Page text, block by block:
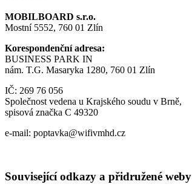
MOBILBOARD s.r.o.
Mostní 5552, 760 01 Zlín
Korespondenční adresa:
BUSINESS PARK IN
nám. T.G. Masaryka 1280, 760 01 Zlín
IČ: 269 76 056
Společnost vedena u Krajského soudu v Brně,
spisová značka C 49320
e-mail: poptavka@wifivmhd.cz
Související odkazy a přidružené weby